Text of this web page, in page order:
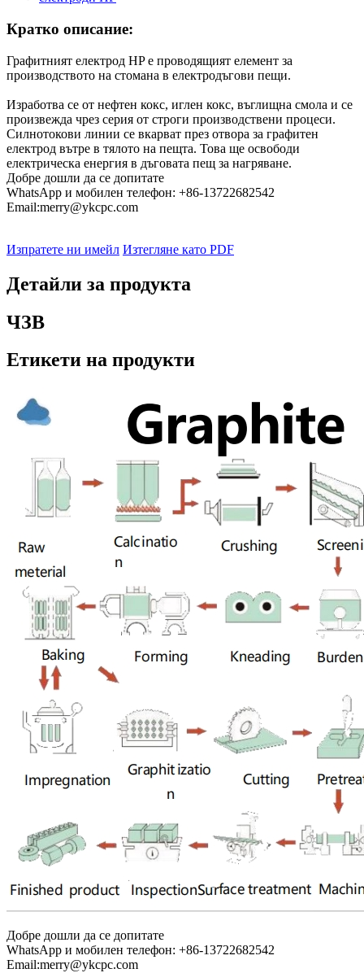
Кратко описание:
Графитният електрод HP е проводящият елемент за
производството на стомана в електродъгови пещи.
Изработва се от нефтен кокс, иглен кокс, въглищна смола и се
произвежда чрез серия от строги производствени процеси.
Силнотокови линии се вкарват през отвора за графитен
електрод вътре в тялото на пещта. Това ще освободи
електрическа енергия в дъговата пещ за нагряване.
Добре дошли да се допитате
WhatsApp и мобилен телефон: +86-13722682542
Email:merry@ykcpc.com
Изпратете ни имейл Изтегляне като PDF
Детайли за продукта
ЧЗВ
Етикети на продукти
Добре дошли да се допитате
WhatsApp и мобилен телефон: +86-13722682542
Email:merry@ykcpc.com